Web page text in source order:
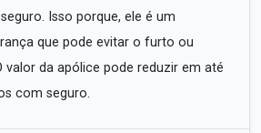
Isso porque, ele é um
que pode evitar o furto ou
valor da apólice pode reduzir em até
com seguro.